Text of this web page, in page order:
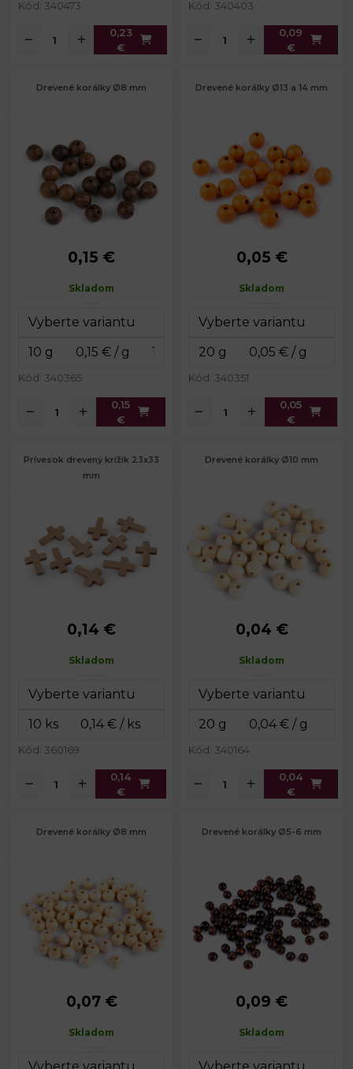
Kód: 340473
0,23
€
Kód: 340403
0,09
€
Drevené korálky Ø8 mm
Priemer:
8 mm
0,15 €
Skladom
Kód: 340365
0,15
€
Drevené korálky Ø13 a 14 mm
Priemer:
č. 1: 13 mm
Priemer:
č. 2 - 7: 14 mm
0,05 €
Skladom
Kód: 340351
0,05
€
Prívesok drevený krížik 23x33
mm
Rozmery:
22 x 33 mm
0,14 €
Skladom
Kód: 360169
0,14
€
Drevené korálky Ø10 mm
Priemer:
10 mm
0,04 €
Skladom
Kód: 340164
0,04
€
Drevené korálky Ø8 mm
Priemer:
8 mm
0,07 €
Skladom
Drevené korálky Ø5-6 mm
Priemer:
5 - 6 mm
0,09 €
Skladom